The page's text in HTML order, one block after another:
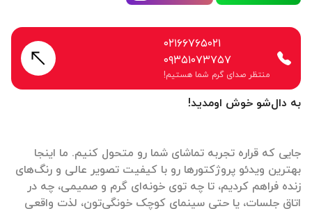
به دال‌شو خوش اومدید!
جایی که قراره تجربه تماشای شما رو متحول کنیم. ما اینجا
بهترین ویدئو پروژکتورها رو با کیفیت تصویر عالی و رنگ‌های
زنده فراهم کردیم، تا چه توی خونه‌ای گرم و صمیمی، چه در
اتاق جلسات، یا حتی سینمای کوچک خونگی‌تون، لذت واقعی
۰۲۱۶۶۷۶۵۰۲۱
۰۹۳۵۱۰۷۳۷۵۷
منتظر صدای گرم شما هستیم!